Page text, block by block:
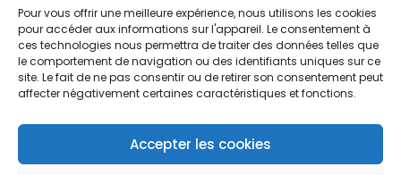
Pour vous offrir une meilleure expérience, nous utilisons les cookies
pour accéder aux informations sur l'appareil. Le consentement à
ces technologies nous permettra de traiter des données telles que
le comportement de navigation ou des identifiants uniques sur ce
site. Le fait de ne pas consentir ou de retirer son consentement peut
affecter négativement certaines caractéristiques et fonctions.
Accepter les cookies
© Azergo 2026 - Tous droits réservés
Protection des données